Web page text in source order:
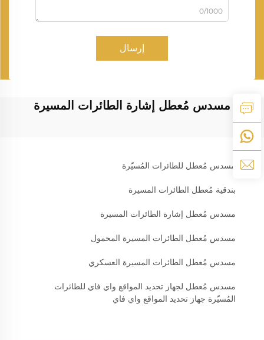
0/1000
إرسال
مسدس مُعطل إشارة الطائرات المسيرة
مسدس مُعطل للطائرات المُسيّرة
بندقية مُعطل الطائرات المسيرة
مسدس مُعطل إشارة الطائرات المسيرة
مسدس مُعطل الطائرات المسيرة المحمول
مسدس مُعطل الطائرات المسيرة العسكري
مسدس مُعطل لجهاز تحديد المواقع واي فاي للطائرات
المُسيّرة جهاز تحديد المواقع واي فاي